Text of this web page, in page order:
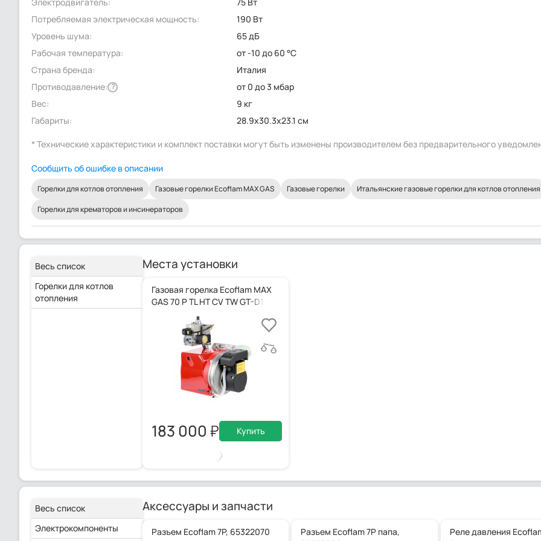
Электродвигатель:
75 Вт
Потребляемая электрическая мощность:
190 Вт
Уровень шума:
65 дБ
Рабочая температура:
от -10 до 60 °C
Страна бренда:
Италия
Противодавление: ?
от 0 до 3 мбар
Вес:
9 кг
Габариты:
28.9x30.3x23.1 см
* Технические характеристики и комплект поставки могут быть изменены производителем без предварительного
Сообщить об ошибке в описании
Горелки для котлов отопления Газовые горелки Ecoflam MAX GAS Газовые горелки
Итальянские газовые горелки для котлов отопления
Горелки для крематоров и инсинераторов
Весь список
Горелки для котлов
отопления
Места установки
Газовая горелка Ecoflam MAX
GAS 70 P TL HT CV TW GT-D1-MBDLE403-RP15-40-120
183 000 Купить
Весь список
Электрокомпоненты
Аксессуары и запчасти
Разъем Ecoflam 7P, 65322070
Разъем Ecoflam 7P папа,
Реле давления